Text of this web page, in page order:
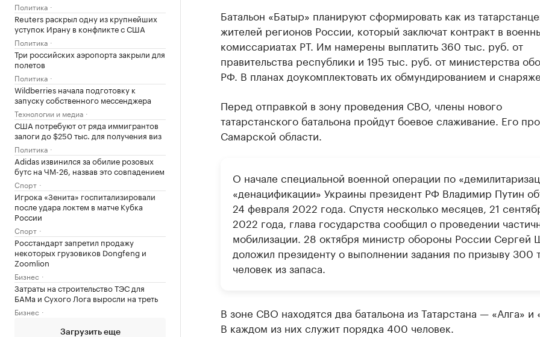
Политика
Reuters раскрыл одну из крупнейших
уступок Ирану в конфликте с США
Политика
Три российских аэропорта закрыли для
полетов
Политика
Wildberries начала подготовку к
запуску собственного мессенджера
Технологии и медиа
США потребуют от ряда иммигрантов
залоги до $250 тыс. для получения виз
Политика
Adidas извинился за обилие розовых
бутс на ЧМ-26, назвав это совпадением
Спорт
Игрока «Зенита» госпитализировали
после удара локтем в матче Кубка
России
Спорт
Росстандарт запретил продажу
некоторых грузовиков Dongfeng и
Zoomlion
Бизнес
Затраты на строительство ТЭС для
БАМа и Сухого Лога выросли на треть
Бизнес
Загрузить еще
Батальон «Батыр» планируют сформировать как из
жителей регионов России, который заключат контракт в
комиссариатах РТ. Им намерены выплатить 360 тыс. руб. от
правительства республики и 195 тыс. руб. от министерства
РФ. В планах доукомплектовать их обмундированием и
Перед отправкой в зону проведения СВО, члены нового
татарстанского батальона пройдут боевое слаживание. Его
Самарской области.
О начале специальной военной операции по
«денацификации» Украины президент РФ Владимир Путин
24 февраля 2022 года. Спустя несколько месяцев, 21
2022 года, глава государства сообщил о проведении
мобилизации. 28 октября министр обороны России Сергей
доложил президенту о выполнении задания по призыву 300
человек из запаса.
В зоне СВО находятся два батальона из Татарстана — «Алга» и
В каждом из них служит порядка 400 человек.